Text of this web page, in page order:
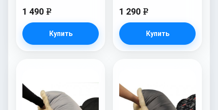
1 490 e
Купить
1 290 e
Купить